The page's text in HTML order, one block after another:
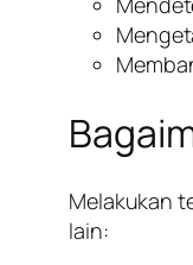
Melakukan
lain: